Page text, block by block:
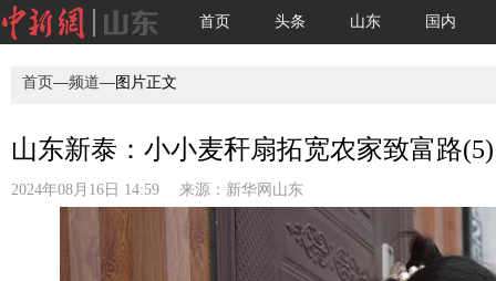
首页 头条 山东 国内
首页—频道—图片正文
山东新泰：小小麦秆扇拓宽农家致富路(5)
2024年08月16日 14:59 来源： 新华网山东